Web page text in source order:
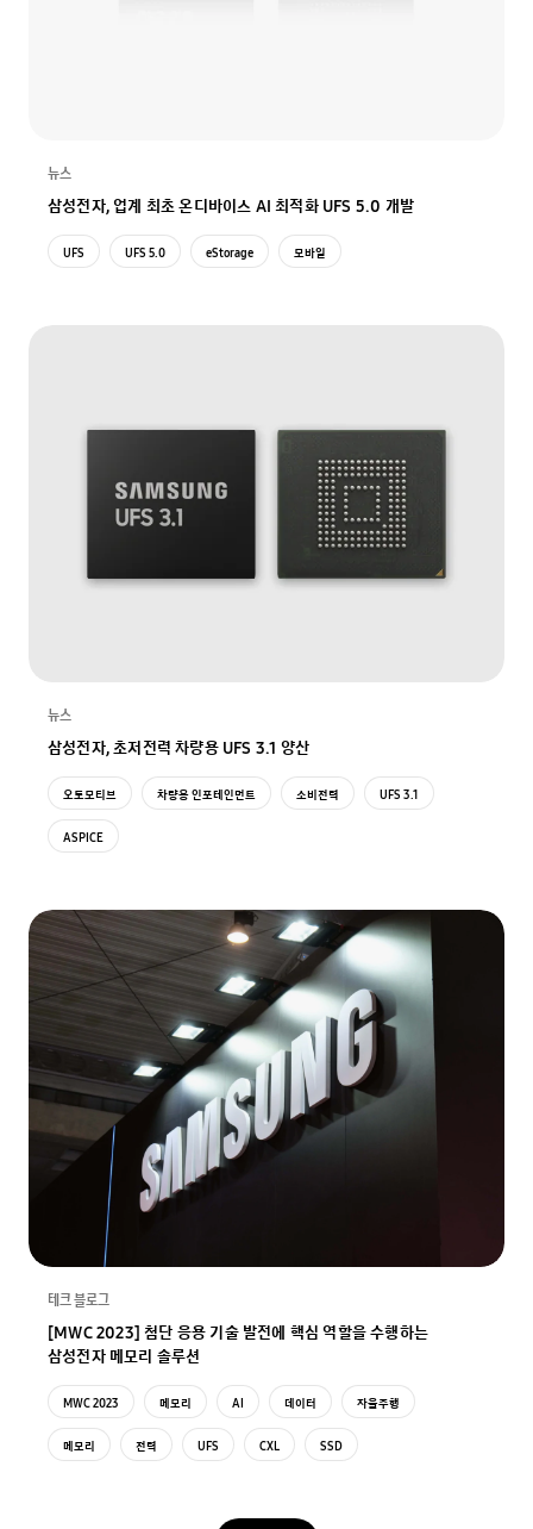
뉴스
삼성전자, 업계 최초 온디바이스 AI 최적화 UFS 5.0 개발
UFS UFS 5.0 eStorage 모바일
뉴스
삼성전자, 초저전력 차량용 UFS 3.1 양산
오토모티브 차량용 인포테인먼트 소비전력 UFS 3.1
ASPICE
테크 블로그
[MWC 2023] 첨단 응용 기술 발전에 핵심 역할을 수행하는
삼성전자 메모리 솔루션
MWC 2023 메모리 AI 데이터 자율주행
메모리 전력 UFS CXL SSD